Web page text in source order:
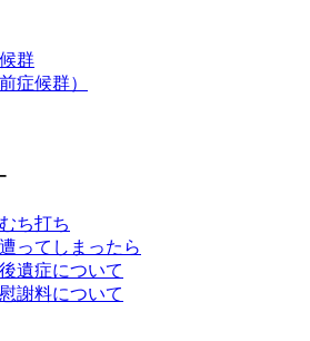
群
症候群）
ち打ち
ってしまったら
遺症について
謝料について